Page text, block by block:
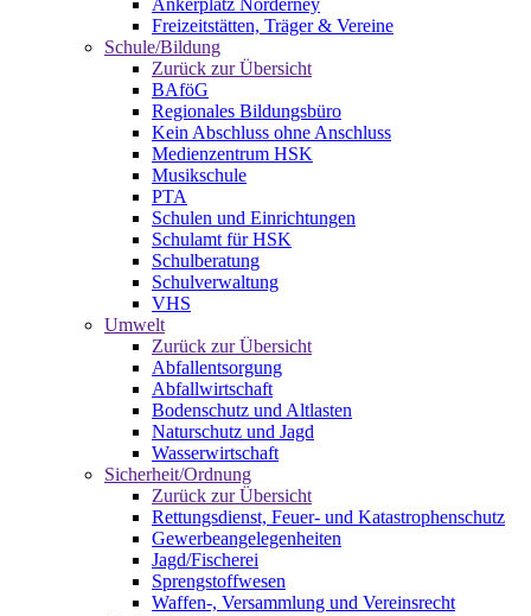
Freizeitstätten, Träger & Vereine
Schule/Bildung
Zurück zur Übersicht
BAföG
Regionales Bildungsbüro
Kein Abschluss ohne Anschluss
Medienzentrum HSK
Musikschule
PTA
Schulen und Einrichtungen
Schulamt für HSK
Schulberatung
Schulverwaltung
VHS
Umwelt
Zurück zur Übersicht
Abfallentsorgung
Abfallwirtschaft
Bodenschutz und Altlasten
Naturschutz und Jagd
Wasserwirtschaft
Sicherheit/Ordnung
Zurück zur Übersicht
Rettungsdienst, Feuer- und Katastrophenschutz
Gewerbeangelegenheiten
Jagd/Fischerei
Sprengstoffwesen
Waffen-, Versammlung und Vereinsrecht